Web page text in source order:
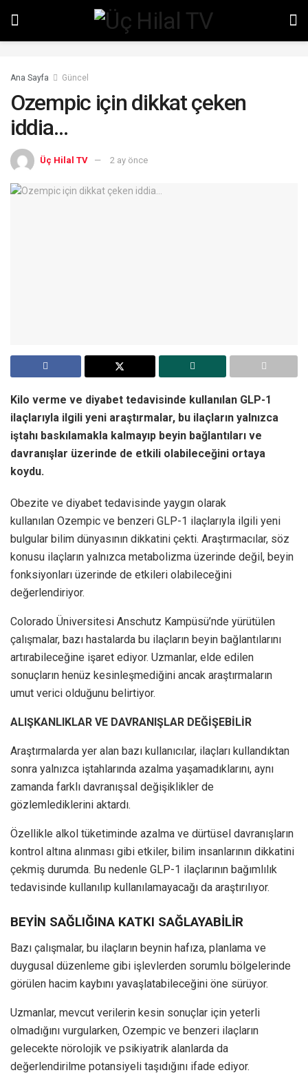
Ana Sayfa Güncel
Ozempic için dikkat çeken
iddia…
Üç Hilal TV 2 ay önce
Kilo verme ve diyabet tedavisinde kullanılan GLP-1
ilaçlarıyla ilgili yeni araştırmalar, bu ilaçların yalnızca
iştahı baskılamakla kalmayıp beyin bağlantıları ve
davranışlar üzerinde de etkili olabileceğini ortaya
koydu.
Obezite ve diyabet tedavisinde yaygın olarak
kullanılan Ozempic ve benzeri GLP-1 ilaçlarıyla ilgili yeni
bulgular bilim dünyasının dikkatini çekti. Araştırmacılar, söz
konusu ilaçların yalnızca metabolizma üzerinde değil, beyin
fonksiyonları üzerinde de etkileri olabileceğini
değerlendiriyor.
Colorado Üniversitesi Anschutz Kampüsü’nde yürütülen
çalışmalar, bazı hastalarda bu ilaçların beyin bağlantılarını
artırabileceğine işaret ediyor. Uzmanlar, elde edilen
sonuçların henüz kesinleşmediğini ancak araştırmaların
umut verici olduğunu belirtiyor.
ALIŞKANLIKLAR VE DAVRANIŞLAR DEĞİŞEBİLİR
Araştırmalarda yer alan bazı kullanıcılar, ilaçları kullandıktan
sonra yalnızca iştahlarında azalma yaşamadıklarını, aynı
zamanda farklı davranışsal değişiklikler de
gözlemlediklerini aktardı.
Özellikle alkol tüketiminde azalma ve dürtüsel davranışların
kontrol altına alınması gibi etkiler, bilim insanlarının dikkatini
çekmiş durumda. Bu nedenle GLP-1 ilaçlarının bağımlılık
tedavisinde kullanılıp kullanılamayacağı da araştırılıyor.
BEYİN SAĞLIĞINA KATKI SAĞLAYABİLİR
Bazı çalışmalar, bu ilaçların beynin hafıza, planlama ve
duygusal düzenleme gibi işlevlerden sorumlu bölgelerinde
görülen hacim kaybını yavaşlatabileceğini öne sürüyor.
Uzmanlar, mevcut verilerin kesin sonuçlar için yeterli
olmadığını vurgularken, Ozempic ve benzeri ilaçların
gelecekte nörolojik ve psikiyatrik alanlarda da
değerlendirilme potansiyeli taşıdığını ifade ediyor.